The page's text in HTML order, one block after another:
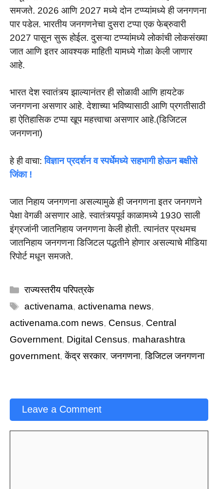
समजते. 2026 आणि 2027 मध्ये दोन टप्प्यांमध्ये ही जनगणना
पार पडेल. भारतीय जनगणनेचा दुसरा टप्पा एक फेब्रुवारी
2027 पासून सुरू होईल. दुसऱ्या टप्प्यांमध्ये लोकांची लोकसंख्या
जात आणि इतर आवश्यक माहिती यामध्ये गोळा केली जाणार
आहे.
भारत देश स्वातंत्र्य झाल्यानंतर ही सोळावी आणि हायटेक
जनगणना असणार आहे. देशाच्या भविष्यासाठी आणि प्रगतीसाठी
हा ऐतिहासिक टप्पा खूप महत्त्वाचा असणार आहे.(डिजिटल
जनगणना)
हे ही वाचा:विज्ञान प्रदर्शन व स्पर्धेमध्ये सहभागी होऊन बक्षीसे
जिंका !
जात निहाय जनगणना असल्यामुळे ही जनगणना इतर जनगणने
पेक्षा वेगळी असणार आहे. स्वातंत्र्यपूर्व काळामध्ये 1930 साली
इंग्रजांनी जातनिहाय जनगणना केली होती. त्यानंतर प्रथमच
जातनिहाय जनगणना डिजिटल पद्धतीने होणार असल्याचे मीडिया
रिपोर्ट मधून समजते.
Categories
राज्यस्तरीय परिपत्रके
Tags
activenama,activenama news,
activenama.com news, Census, Central
Government, Digital Census, maharashtra
government,केंद्र सरकार,जनगणना,डिजिटल जनगणना
Leave a Comment